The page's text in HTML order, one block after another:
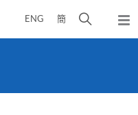
ENG 簡
開
彈
出